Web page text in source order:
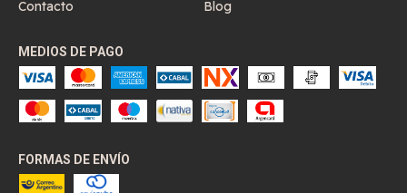
Contacto Blog
MEDIOS DE PAGO
FORMAS DE ENVÍO